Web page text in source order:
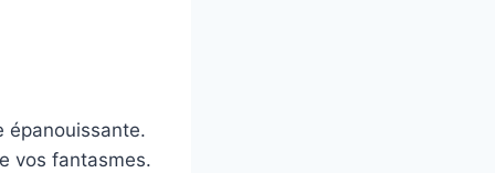
épanouissante.
vos fantasmes.